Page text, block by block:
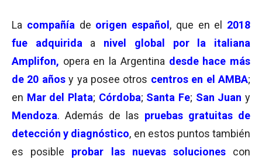
La compañía de origen español , que en el 2018
fue adquirida a nivel global por la italiana
Amplifon, opera en la Argentina desde hace más
de 20 años y ya posee otros centros en el AMBA;
en Mar del Plata; Córdoba; Santa Fe; San Juan y
Mendoza. Además de las pruebas gratuitas de
detección y diagnóstico, en estos puntos también
es posible probar las nuevas solucionescon